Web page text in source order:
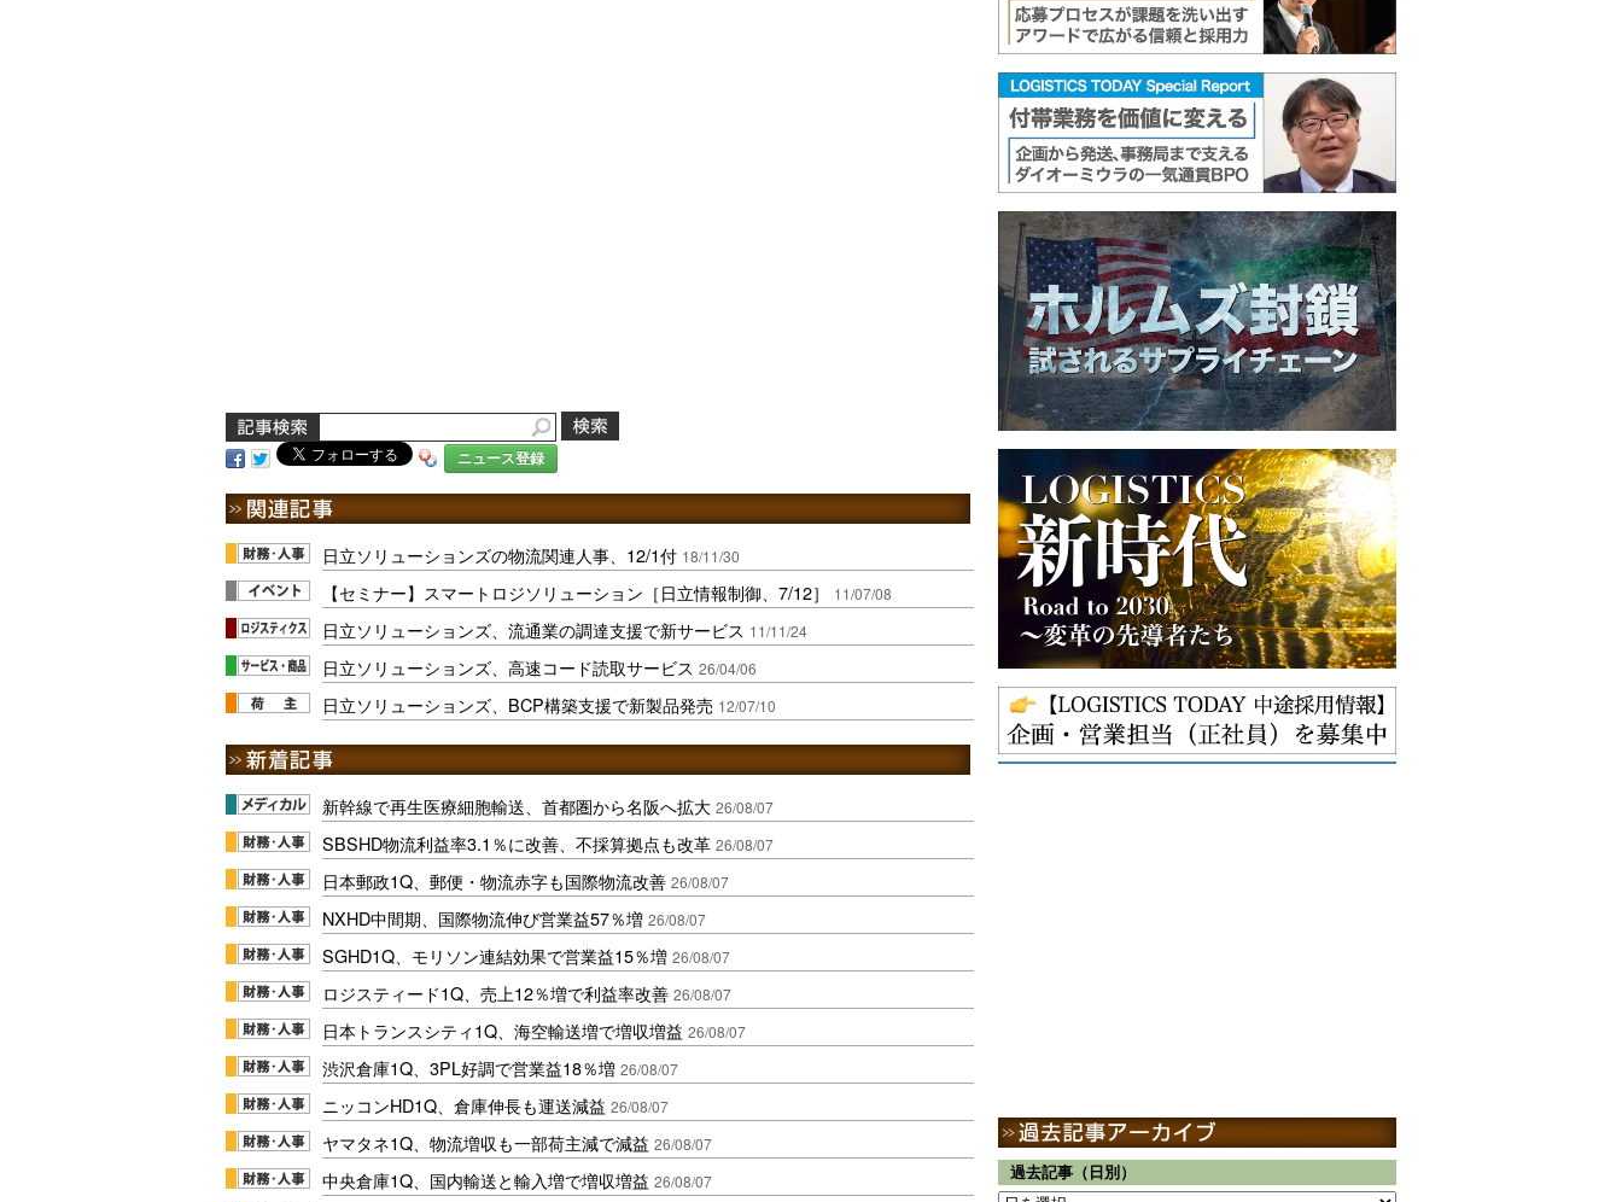
ニュース登録
日立ソリューションズの物流関連人事、12/1付 18/11/30
【セミナー】スマートロジソリューション［日立情報制御、7/12］ 11/07/08
日立ソリューションズ、流通業の調達支援で新サービス 11/11/24
日立ソリューションズ、高速コード読取サービス 26/04/06
日立ソリューションズ、BCP構築支援で新製品発売 12/07/10
新幹線で再生医療細胞輸送、首都圏から名阪へ拡大 26/08/07
SBSHD物流利益率3.1％に改善、不採算拠点も改革 26/08/07
日本郵政1Q、郵便・物流赤字も国際物流改善 26/08/07
NXHD中間期、国際物流伸び営業益57％増 26/08/07
SGHD1Q、モリソン連結効果で営業益15％増 26/08/07
ロジスティード1Q、売上12％増で利益率改善 26/08/07
日本トランスシティ1Q、海空輸送増で増収増益 26/08/07
渋沢倉庫1Q、3PL好調で営業益18％増 26/08/07
ニッコンHD1Q、倉庫伸長も運送減益 26/08/07
ヤマタネ1Q、物流増収も一部荷主減で減益 26/08/07
中央倉庫1Q、国内輸送と輸入増で増収増益 26/08/07 過去記事（日別）